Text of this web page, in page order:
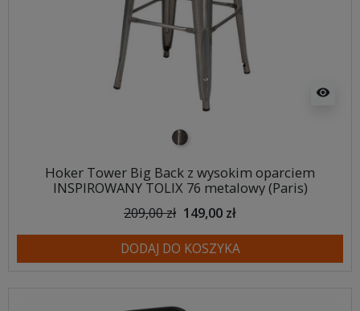
visibility
metalowy
Hoker Tower Big Back z wysokim oparciem
INSPIROWANY TOLIX 76 metalowy (Paris)
209,00 zł 149,00 zł
DODAJ DO KOSZYKA